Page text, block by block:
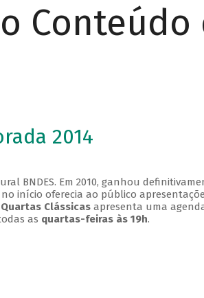
Conteúdo
2014
BNDES. Em 2010, ganhou
início oferecia ao público
Quartas Clássicasapresenta uma
as quartas-feiras às 19h.